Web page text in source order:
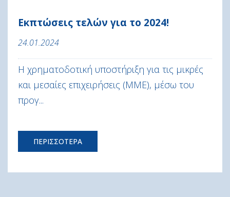
Εκπτώσεις τελών για το 2024!
24.01.2024
Η χρηματοδοτική υποστήριξη για τις μικρές
και μεσαίες επιχειρήσεις (ΜΜΕ), μέσω του
προγ...
ΠΕΡΙΣΣΟΤΕΡΑ